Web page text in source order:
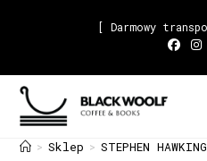
[ Darmowy
> Sklep > STEPHEN